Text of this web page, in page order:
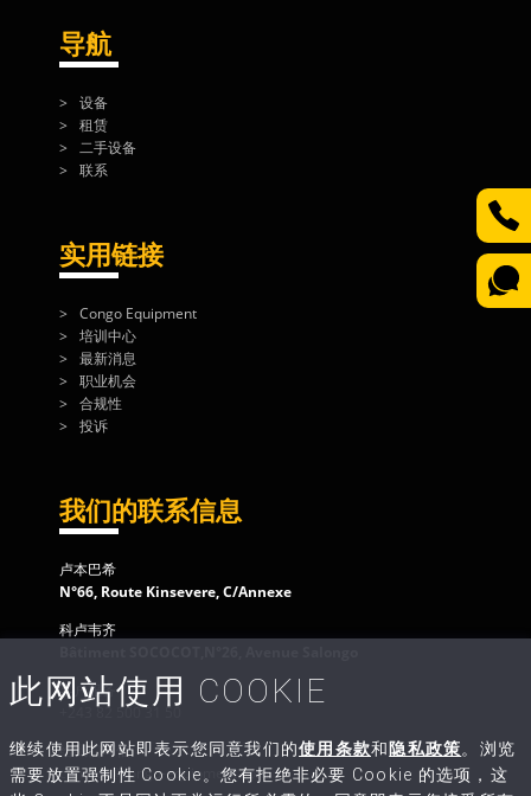
导航
设备
租赁
二手设备
联系
实用链接
Congo Equipment
培训中心
最新消息
职业机会
合规性
投诉
我们的联系信息
卢本巴希
N°66, Route Kinsevere, C/Annexe
科卢韦齐
客户服务
+243 82 500 31 50
给我们写信
contact@congo-equipment.com
此网站使用 COOKIE
继续使用此网站即表示您同意我们的使用条款和 隐私政策。浏览
需要放置强制性 Cookie。您有拒绝非必要 Cookie 的选项，这